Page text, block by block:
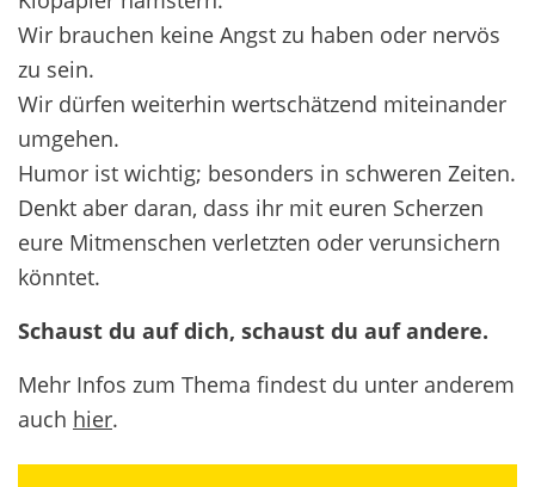
Wir brauchen keine Angst zu haben oder nervös
zu sein.
Wir dürfen weiterhin wertschätzend miteinander
umgehen.
Humor ist wichtig; besonders in schweren Zeiten.
Denkt aber daran, dass ihr mit euren Scherzen
eure Mitmenschen verletzten oder verunsichern
könntet.
Schaust du auf dich, schaust du auf andere.
Mehr Infos zum Thema findest du unter anderem
auch hier.